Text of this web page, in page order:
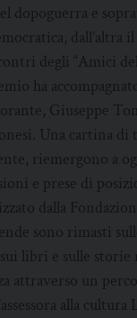
dopoguerra e
dall’altra
degli “Amici
ha
Giuseppe
Una cartina di
riemergono a
e prese di
dalla
sono rimasti
libri e sulle storie
attraverso un
alla cultura